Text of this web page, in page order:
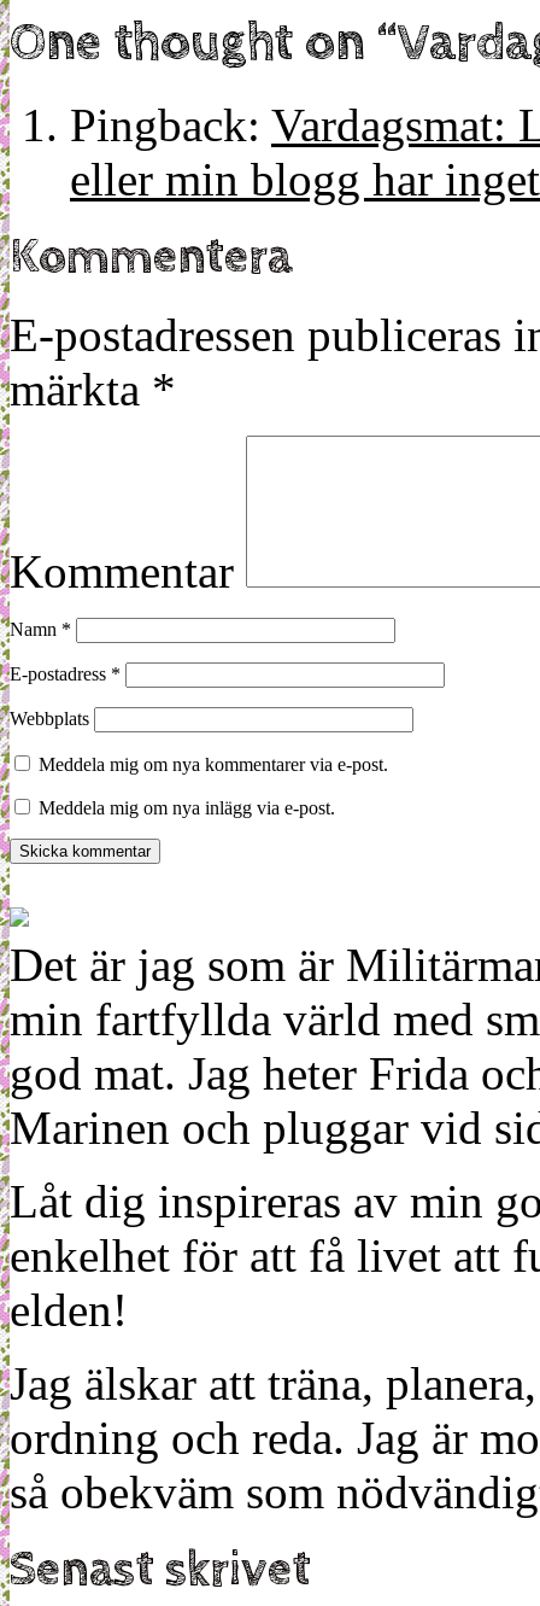
One thought on “
Pingback: Vardagsmat:
eller min blogg har
Kommentera
E-postadressen publiceras
märkta *
Kommentar
Namn *
E-postadress *
Webbplats
Meddela mig om nya kommentarer via e-post.
Meddela mig om nya inlägg via e-post.
Det är jag som är
min fartfyllda värld med
god mat. Jag heter Frida
Marinen och pluggar vid
Låt dig inspireras av min
enkelhet för att få livet att
elden!
Jag älskar att träna,
ordning och reda. Jag är
så obekväm som
Senast skrivet